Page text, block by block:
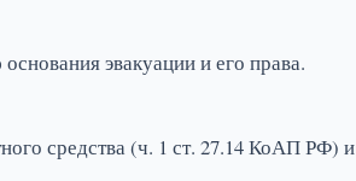
эвакуации и его права.
средства (ч. 1 ст. 27.14 КоАП РФ) и